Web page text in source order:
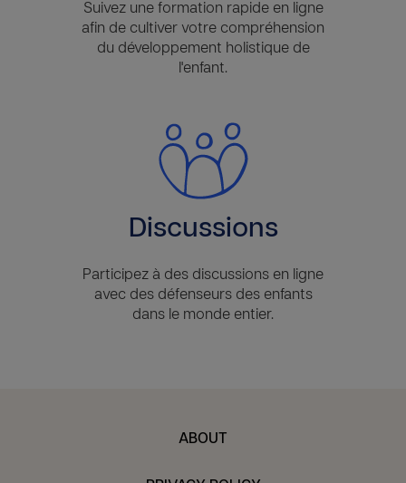
Suivez une formation rapide en ligne
afin de cultiver votre compréhension
du développement holistique de
l'enfant.
Discussions
Participez à des discussions en ligne
avec des défenseurs des enfants
dans le monde entier.
ABOUT